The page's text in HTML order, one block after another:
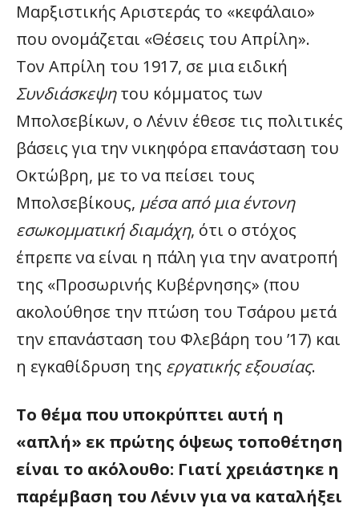
Μαρξιστικής Αριστεράς το «κεφάλαιο»
που ονομάζεται «Θέσεις του Απρίλη».
Τον Απρίλη του 1917, σε μια ειδική
Συνδιάσκεψητου κόμματος των
Μπολσεβίκων, ο Λένιν έθεσε τις πολιτικές
βάσεις για την νικηφόρα επανάσταση του
Οκτώβρη, με το να πείσει τους
Μπολσεβίκους, μέσα από μια έντονη
εσωκομματική διαμάχη, ότι ο στόχος
έπρεπε να είναι η πάλη για την ανατροπή
της «Προσωρινής Κυβέρνησης» (που
ακολούθησε την πτώση του Τσάρου μετά
την επανάσταση του Φλεβάρη του ’17) και
η εγκαθίδρυση της εργατικής εξουσίας.
Το θέμα που υποκρύπτει αυτή η
«απλή» εκ πρώτης όψεως τοποθέτηση
είναι το ακόλουθο: Γιατί χρειάστηκε η
παρέμβαση του Λένιν για να καταλήξει